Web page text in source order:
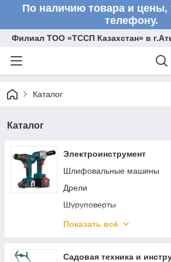
По наличию товара и цены,
телефону.
Филиал ТОО «ТССП Казахстан» в
Каталог
Каталог
Электроинструмент
Шлифовальные машины
Дрели
Шуруповерты
Клеевые пистолеты
Лобзики
Показать всё
Садовая техника и